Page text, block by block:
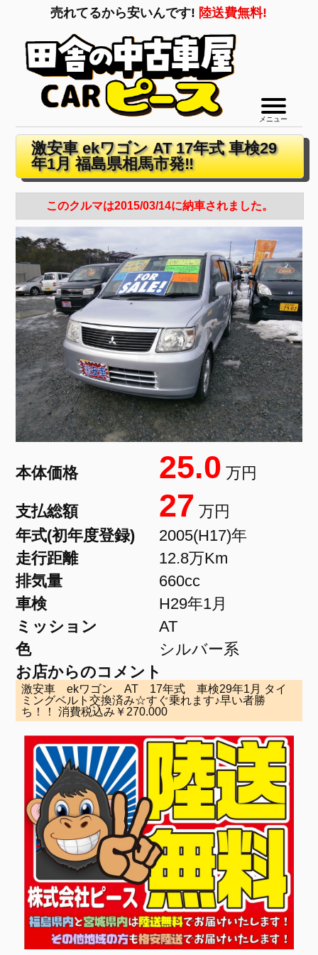
売れてるから安いんです! 陸送費無料!
メニュー
激安車 ekワゴン AT 17年式 車検29
年1月 福島県相馬市発‼
このクルマは2015/03/14に納車されました。
本体価格 25.0 万円
支払総額 27 万円
年式(初年度登録)
2005(H17)年
走行距離
12.8万Km
排気量
660cc
車検
H29年1月
ミッション
AT
色
シルバー系
お店からのコメント
激安車 ekワゴン AT 17年式 車検29年1月 タイ
ミングベルト交換済み☆すぐ乗れます♪早い者勝
ち！！ 消費税込み￥270.000